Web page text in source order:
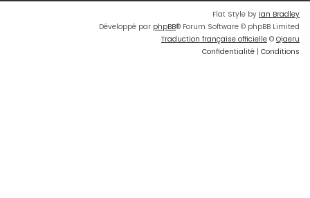
Flat Style by Ian Bradley
Développé par phpBB® Forum Software © phpBB Limited
Traduction française officielle © Qiaeru
Confidentialité | Conditions